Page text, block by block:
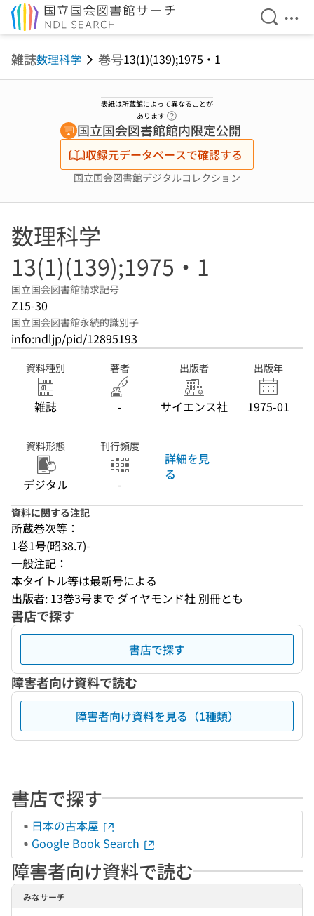
検索を
メ
雑誌数理科学 巻号13(1)(139);1975・1
表紙は所蔵館によって異なることが
あります
国立国会図書館館内限定公開
収録元データベースで確認する
国立国会図書館デジタルコレクション
数理科学
13(1)(139);1975・1
国立国会図書館請求記号
Z15-30
国立国会図書館永続的識別子
info:ndljp/pid/12895193
資料種別
雑誌
著者
-
出版者
サイエンス社
出版年
1975-01
資料形態
デジタル
刊行頻度
-
詳細を見
る
資料に関する注記
所蔵巻次等：
1巻1号(昭38.7)-
一般注記：
本タイトル等は最新号による
出版者: 13巻3号まで ダイヤモンド社 別冊とも
書店で探す
書店で探す
障害者向け資料で読む
障害者向け資料を見る（1種類）
書店で探す
日本の古本屋
Google Book Search
障害者向け資料で読む
みなサーチ